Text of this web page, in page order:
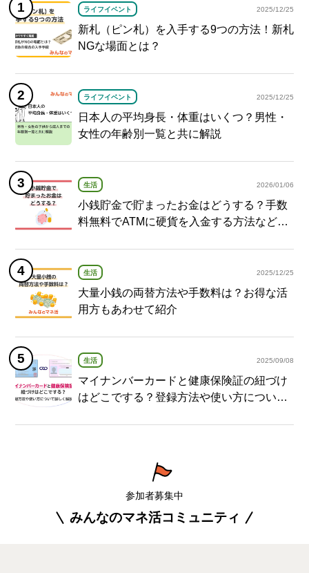
ライフイベント 2025/12/25
新札（ピン札）を入手する9つの方法！新札
NGな場面とは？
ライフイベント 2025/12/25
日本人の平均身長・体重はいくつ？男性・
女性の年齢別一覧と共に解説
生活 2026/01/06
小銭貯金で貯まったお金はどうする？手数
料無料でATMに硬貨を入金する方法など紹
生活 2025/12/25
大量小銭の両替方法や手数料は？お得な活
用方もあわせて紹介
生活 2025/09/08
マイナンバーカードと健康保険証の紐づけ
はどこでする？登録方法や使い方について
参加者募集中
みんなのマネ活コミュニティ